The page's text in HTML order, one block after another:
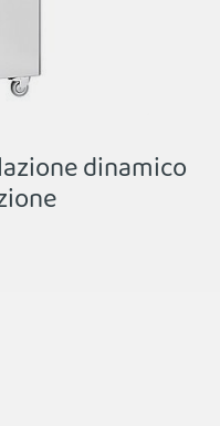
dinamico